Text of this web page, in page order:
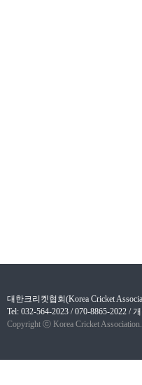
대한크리켓협회(Korea Cricket
Tel: 032-564-2023 / 070-8865-2022 /
Copyright ⓒ Korea Cricket